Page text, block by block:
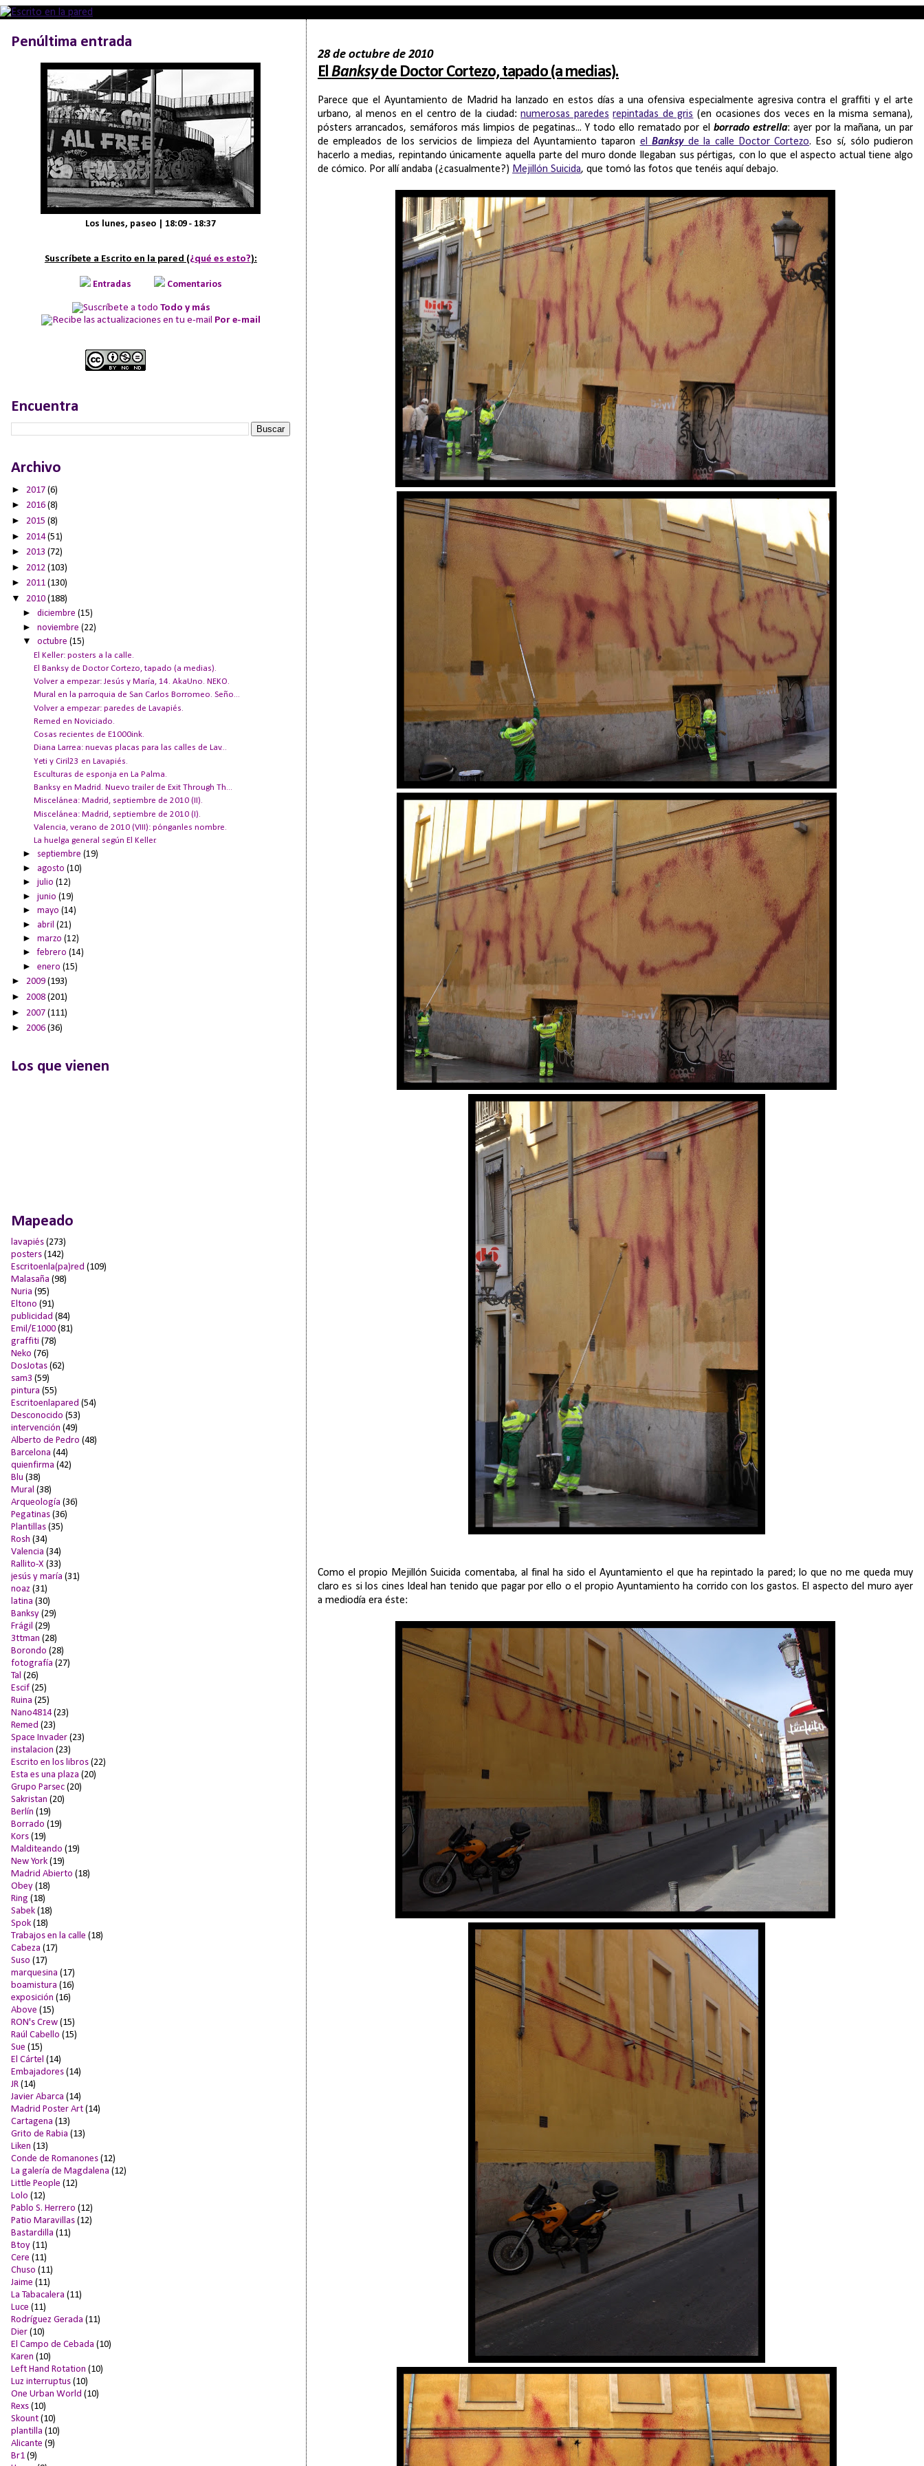
28 de octubre de 2010
ElBanksyde Doctor Cortezo, tapado (a medias).
Parece que el Ayuntamiento de Madrid ha lanzado en estos días a una ofensiva especialmente agresiva contra el graffiti y el arte
urbano, al menos en el centro de la ciudad:numerosas paredes repintadas de gris (en ocasiones dos veces en la misma semana),
pósters arrancados, semáforos más limpios de pegatinas... Y todo ello rematado por elborrado estrella: ayer por la mañana, un par
de empleados de los servicios de limpieza del Ayuntamiento taparon el Banksyde la calle Doctor Cortezo. Eso sí, sólo pudieron
hacerlo a medias, repintando únicamente aquella parte del muro donde llegaban sus pértigas, con lo que el aspecto actual tiene algo
de cómico. Por allí andaba (¿casualmente?) Mejillón Suicida, que tomó las fotos que tenéis aquí debajo.
Como el propio Mejillón Suicida comentaba, al final ha sido el Ayuntamiento el que ha repintado la pared; lo que no me queda muy
claro es si los cines Ideal han tenido que pagar por ello o el propio Ayuntamiento ha corrido con los gastos. El aspecto del muro ayer
a mediodía era éste:
Penúltima entrada
Los lunes, paseo | 18:09 - 18:37
Suscríbete a Escrito en la pared (¿qué es esto?):
Entradas Comentarios
Todo y más
Por e-mail
Encuentra
Archivo
► 2017 (6)
► 2016 (8)
► 2015 (8)
► 2014(51)
► 2013 (72)
► 2012 (103)
► 2011 (130)
▼ 2010 (188)
►diciembre(15)
►noviembre(22)
▼octubre(15)
El Keller: posters a la calle.
El Banksy de Doctor Cortezo, tapado (a medias).
Volver a empezar: Jesús y María, 14. AkaUno. NEKO.
Mural en la parroquia de San Carlos Borromeo. Seño...
Volver a empezar: paredes de Lavapiés.
Remed en Noviciado.
Cosas recientes de E1000ink.
Diana Larrea: nuevas placas para las calles de Lav...
Yeti y Ciril23 en Lavapiés.
Esculturas de esponja en La Palma.
Banksy en Madrid. Nuevo trailer de Exit Through Th...
Miscelánea: Madrid, septiembre de 2010 (II).
Miscelánea: Madrid, septiembre de 2010 (I).
Valencia, verano de 2010 (VIII): pónganles nombre.
La huelga general según El Keller.
► septiembre(19)
► agosto(10)
►julio(12)
►junio(19)
►mayo(14)
► abril(21)
►marzo(12)
►febrero(14)
►enero(15)
► 2009 (193)
► 2008 (201)
► 2007 (111)
► 2006 (36)
Los que vienen
Mapeado
lavapiés (273)
posters (142)
Escritoenla(pa)red (109)
Malasaña (98)
Nuria (95)
Eltono (91)
publicidad (84)
Emil/E1000 (81)
graffiti (78)
Neko (76)
DosJotas (62)
sam3 (59)
pintura (55)
Escritoenlapared (54)
Desconocido (53)
intervención (49)
Alberto de Pedro (48)
Barcelona (44)
quienfirma (42)
Blu (38)
Mural (38)
Arqueología (36)
Pegatinas (36)
Plantillas (35)
Rosh (34)
Valencia (34)
Rallito-X (33)
jesús y maría (31)
noaz (31)
latina (30)
Banksy (29)
Frágil (29)
3ttman (28)
Borondo (28)
fotografía (27)
Tal (26)
Escif (25)
Ruina (25)
Nano4814 (23)
Remed (23)
Space Invader (23)
instalacion (23)
Escrito en los libros (22)
Esta es una plaza (20)
Grupo Parsec (20)
Sakristan (20)
Berlín (19)
Borrado (19)
Kors (19)
Malditeando (19)
New York (19)
Madrid Abierto (18)
Obey (18)
Ring (18)
Sabek (18)
Spok (18)
Trabajos en la calle (18)
Cabeza (17)
Suso (17)
marquesina (17)
boamistura (16)
exposición (16)
Above (15)
RON's Crew (15)
Raúl Cabello (15)
Sue (15)
El Cártel (14)
Embajadores (14)
JR (14)
Javier Abarca (14)
Madrid Poster Art (14)
Cartagena (13)
Grito de Rabia (13)
Liken (13)
Conde de Romanones (12)
La galería de Magdalena (12)
Little People (12)
Lolo (12)
Pablo S. Herrero (12)
Patio Maravillas (12)
Bastardilla (11)
Btoy (11)
Cere (11)
Chuso (11)
Jaime (11)
La Tabacalera (11)
Luce (11)
Rodríguez Gerada (11)
Dier (10)
El Campo de Cebada (10)
Karen (10)
Left Hand Rotation (10)
Luz interruptus (10)
One Urban World (10)
Rexs (10)
Skount (10)
plantilla (10)
Alicante (9)
Br1 (9)